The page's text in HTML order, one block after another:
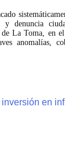
denuncia
La Toma, en
anomalías,
en